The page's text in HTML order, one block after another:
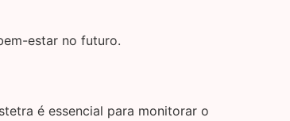
estar no futuro.
é essencial para monitorar o